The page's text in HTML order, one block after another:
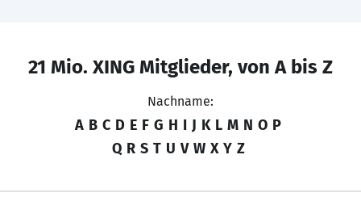
21 Mio. XING Mitglieder, von A bis Z
Nachname:
A B C D E F G H I J K L M N O P
Q R S T U V W X Y Z